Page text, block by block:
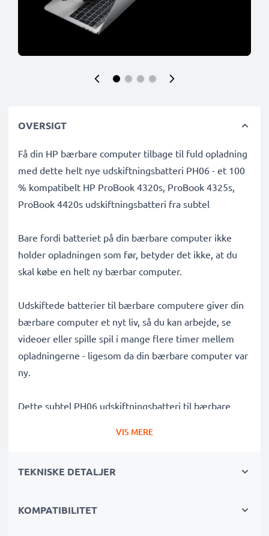
OVERSIGT
Få din HP bærbare computer tilbage til fuld opladning
med dette helt nye udskiftningsbatteri PH06 - et 100
% kompatibelt HP ProBook 4320s, ProBook 4325s,
ProBook 4420s udskiftningsbatteri fra subtel
Bare fordi batteriet på din bærbare computer ikke
holder opladningen som før, betyder det ikke, at du
skal købe en helt ny bærbar computer.
Udskiftede batterier til bærbare computere giver din
bærbare computer et nyt liv, så du kan arbejde, se
videoer eller spille spil i mange flere timer mellem
opladningerne - ligesom da din bærbare computer var
ny.
Dette subtel PH06 udskiftningsbatteri til bærbare
længere brug mellem opladningerne.
VIS MERE
TEKNISKE DETALJER
KOMPATIBILITET